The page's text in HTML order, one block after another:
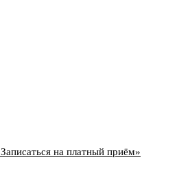
на платный приём»